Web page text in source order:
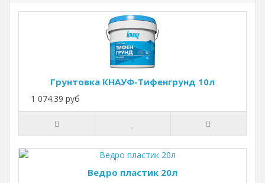
Грунтовка КНАУФ-Тифенгрунд 10л
1 074.39 руб
Ведро пластик 20л